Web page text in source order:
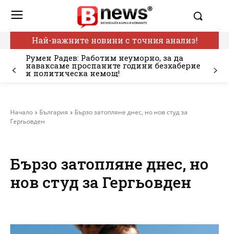
Най-важните новини с точния анализ!
Румен Радев: Работим неуморно, за да
наваксаме проспаните години безхаберие
и политическа немощ!
Начало България
Бързо затопляне днес, но нов студ за
Гергьовден
Бързо затопляне днес, но
нов студ за Гергьовден